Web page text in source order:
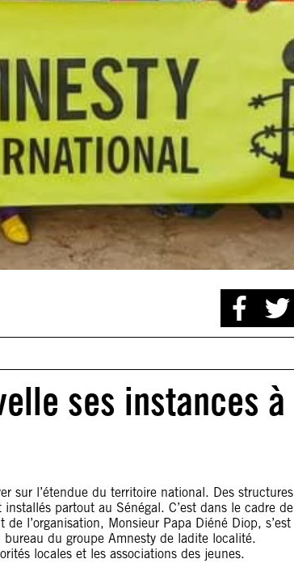
ses instances à
sur l’étendue du territoire national. Des structures
partout au Sénégal. C’est dans le cadre de
l’organisation, Monsieur Papa Diéné Diop, s’est
du groupe Amnesty de ladite localité.
locales et les associations des jeunes.